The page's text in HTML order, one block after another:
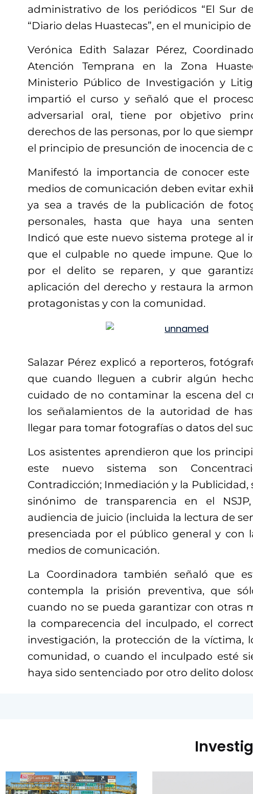
administrativo de los periódicos “El Sur
“Diario delas Huastecas”, en el municipio
Verónica Edith Salazar Pérez,
Atención Temprana en la Zona
Ministerio Público de Investigación y
impartió el curso y señaló que el
adversarial oral, tiene por objetivo
derechos de las personas, por lo que
el principio de presunción de inocencia de
Manifestó la importancia de conocer
medios de comunicación deben evitar
ya sea a través de la publicación de
personales, hasta que haya una
Indicó que este nuevo sistema protege al
que el culpable no quede impune. Que
por el delito se reparen, y que
aplicación del derecho y restaura la
protagonistas y con la comunidad.
Salazar Pérez explicó a reporteros,
que cuando lleguen a cubrir algún
cuidado de no contaminar la escena del
los señalamientos de la autoridad de
llegar para tomar fotografías o datos del
Los asistentes aprendieron que los
este nuevo sistema son
Contradicción; Inmediación y la Publicidad,
sinónimo de transparencia en el
audiencia de juicio (incluida la lectura de
presenciada por el público general y con
medios de comunicación.
La Coordinadora también señaló que
contempla la prisión preventiva, que
cuando no se pueda garantizar con otras
la comparecencia del inculpado, el
investigación, la protección de la víctima,
comunidad, o cuando el inculpado esté
haya sido sentenciado por otro delito